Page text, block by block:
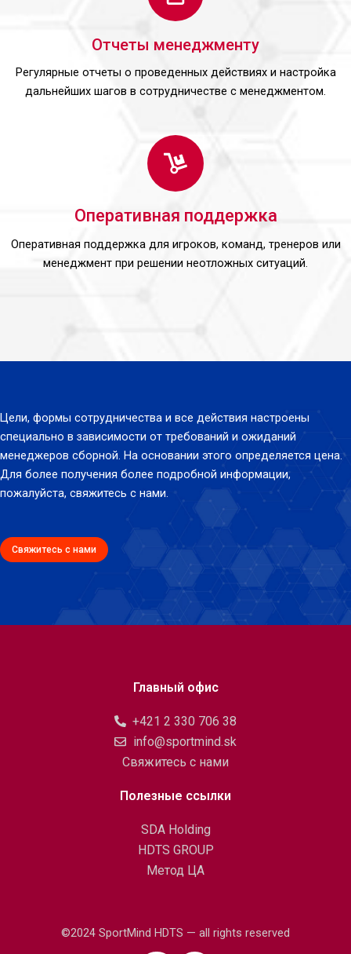
Отчеты менеджменту
Регулярные отчеты о проведенных действиях и настройка
дальнейших шагов в сотрудничестве с менеджментом.
Оперативная поддержка
Оперативная поддержка для игроков, команд, тренеров или
менеджмент при решении неотложных ситуаций.
Цели, формы сотрудничества и все действия настроены
специально в зависимости от требований и ожиданий
менеджеров сборной. На основании этого определяется цена.
Для более получения более подробной информации,
пожалуйста, свяжитесь с нами.
Свяжитесь с нами
Главный офис
+421 2 330 706 38
info@sportmind.sk
Свяжитесь с нами
Полезные ссылки
SDA Holding
HDTS GROUP
Метод ЦА
©2024 SportMind HDTS — all rights reserved